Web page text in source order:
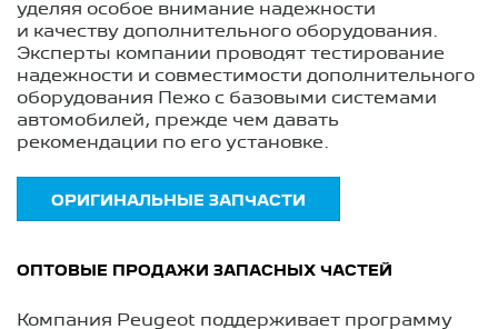
уделяя особое внимание надежности
и качеству дополнительного оборудования.
Эксперты компании проводят тестирование
надежности и совместимости дополнительного
оборудования Пежо с базовыми системами
автомобилей, прежде чем давать
рекомендации по его установке.
ОРИГИНАЛЬНЫЕ ЗАПЧАСТИ
ОПТОВЫЕ ПРОДАЖИ ЗАПАСНЫХ ЧАСТЕЙ
Компания Peugeot поддерживает программу